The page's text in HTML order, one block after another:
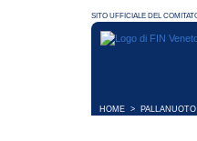
HOME > PALLANUOTO